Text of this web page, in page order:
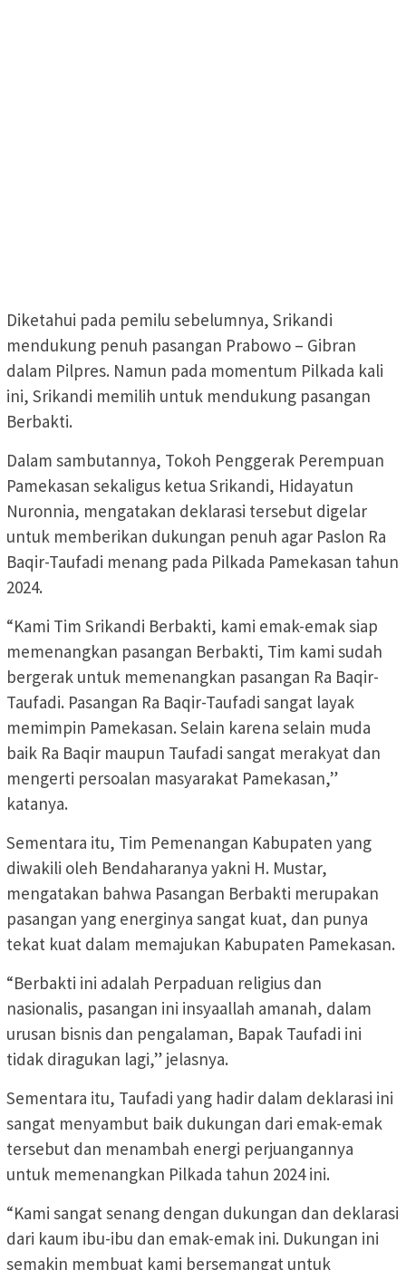
Diketahui pada pemilu sebelumnya, Srikandi
mendukung penuh pasangan Prabowo – Gibran
dalam Pilpres. Namun pada momentum Pilkada kali
ini, Srikandi memilih untuk mendukung pasangan
Berbakti.
Dalam sambutannya, Tokoh Penggerak Perempuan
Pamekasan sekaligus ketua Srikandi, Hidayatun
Nuronnia, mengatakan deklarasi tersebut digelar
untuk memberikan dukungan penuh agar Paslon Ra
Baqir-Taufadi menang pada Pilkada Pamekasan tahun
2024.
“Kami Tim Srikandi Berbakti, kami emak-emak siap
memenangkan pasangan Berbakti, Tim kami sudah
bergerak untuk memenangkan pasangan Ra Baqir-
Taufadi. Pasangan Ra Baqir-Taufadi sangat layak
memimpin Pamekasan. Selain karena selain muda
baik Ra Baqir maupun Taufadi sangat merakyat dan
mengerti persoalan masyarakat Pamekasan,”
katanya.
Sementara itu, Tim Pemenangan Kabupaten yang
diwakili oleh Bendaharanya yakni H. Mustar,
mengatakan bahwa Pasangan Berbakti merupakan
pasangan yang energinya sangat kuat, dan punya
tekat kuat dalam memajukan Kabupaten Pamekasan.
“Berbakti ini adalah Perpaduan religius dan
nasionalis, pasangan ini insyaallah amanah, dalam
urusan bisnis dan pengalaman, Bapak Taufadi ini
tidak diragukan lagi,” jelasnya.
Sementara itu, Taufadi yang hadir dalam deklarasi ini
sangat menyambut baik dukungan dari emak-emak
tersebut dan menambah energi perjuangannya
untuk memenangkan Pilkada tahun 2024 ini.
“Kami sangat senang dengan dukungan dan deklarasi
dari kaum ibu-ibu dan emak-emak ini. Dukungan ini
semakin membuat kami bersemangat untuk